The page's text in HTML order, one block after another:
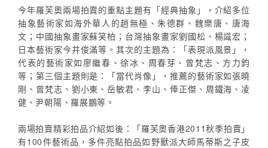
今年羅芙奧兩場拍賣的重點主題有「經典抽象」，介紹多位
抽象藝術家如海外華人的趙無極、朱德群、魏樂唐、唐海
文；中國抽象畫家蘇笑柏；台灣抽象畫家劉國松、楊識宏；
日本藝術家今井俊滿等。其次的主題為：「表現派風景」，
代表的藝術家如廖繼春、徐冰、周春芽、曾梵志、方力鈞
等；第三個主題則是：「當代肖像」，推薦的藝術家如張曉
剛、曾梵志、劉小東、岳敏君、李山、俸正傑、周鐵海、凌
健、尹朝陽、羅展鵬等。
兩場拍賣精彩拍品介紹如後：「羅芙奧香港2011秋季拍賣」
有100件藝術品，多件亮點拍品如野獸派大師馬蒂斯之子皮